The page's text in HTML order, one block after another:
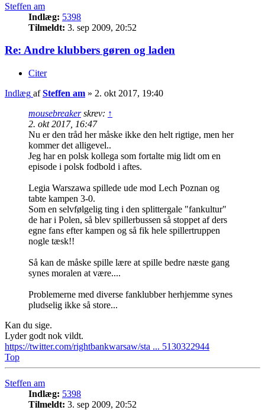
Steffen am
Indlæg: 5398
Tilmeldt: 3. sep 2009, 20:52
Re: Andre klubbers gøren og laden
Citer
Indlæg afSteffen am » 2. okt 2017, 19:40
mousebreakerskrev: ↑
2. okt 2017, 16:47
Nu er den tråd her måske ikke den helt rigtige, men her
kommer det alligevel..
Jeg har en polsk kollega som fortalte mig lidt om en
episode i polsk fodbold i aftes.
Legia Warszawa spillede ude mod Lech Poznan og
tabte kampen 3-0.
Som en selvfølgelig ting i den splittergale "fankultur"
de har i Polen, så blev spillerbussen så stoppet af ders
egne fans efter kampen og så fik hele spillertruppen
nogle tæsk!!
Så kan de måske spille lære at spille bedre næste gang
synes moralen at være....
Problemerne med diverse fanklubber herhjemme synes
pludselig ikke så store...
Kan du sige.
Lyder godt nok vildt.
https://twitter.com/rightbankwarsaw/sta ... 5130322944
Top
Steffen am
Indlæg: 5398
Tilmeldt: 3. sep 2009, 20:52